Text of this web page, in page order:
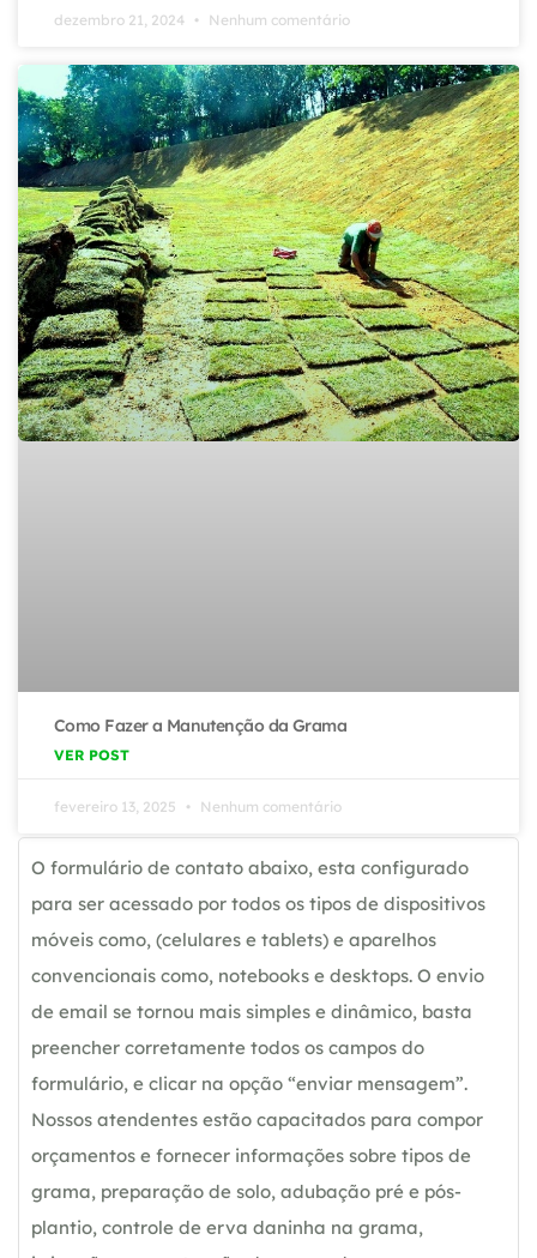
dezembro 21, 2024 Nenhum comentário
Como Fazer a Manutenção da Grama
VER POST
fevereiro 13, 2025 Nenhum comentário
O formulário de contato abaixo, esta configurado
para ser acessado por todos os tipos de dispositivos
móveis como, (celulares e tablets) e aparelhos
convencionais como, notebooks e desktops. O envio
de email se tornou mais simples e dinâmico, basta
preencher corretamente todos os campos do
formulário, e clicar na opção “enviar mensagem”.
Nossos atendentes estão capacitados para compor
orçamentos e fornecer informações sobre tipos de
grama, preparação de solo, adubação pré e pós-
plantio, controle de erva daninha na grama,